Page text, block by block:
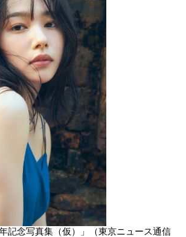
記念写真集（仮）」（東京ニュース通信